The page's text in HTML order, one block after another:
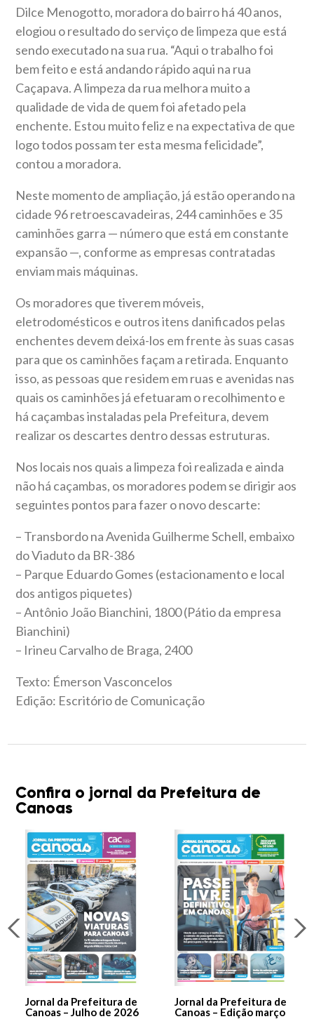
Dilce Menogotto, moradora do bairro há 40 anos,
elogiou o resultado do serviço de limpeza que está
sendo executado na sua rua. “Aqui o trabalho foi
bem feito e está andando rápido aqui na rua
Caçapava. A limpeza da rua melhora muito a
qualidade de vida de quem foi afetado pela
enchente. Estou muito feliz e na expectativa de que
logo todos possam ter esta mesma felicidade”,
contou a moradora.
Neste momento de ampliação, já estão operando na
cidade 96 retroescavadeiras, 244 caminhões e 35
caminhões garra — número que está em constante
expansão —, conforme as empresas contratadas
enviam mais máquinas.
Os moradores que tiverem móveis,
eletrodomésticos e outros itens danificados pelas
enchentes devem deixá-los em frente às suas casas
para que os caminhões façam a retirada. Enquanto
isso, as pessoas que residem em ruas e avenidas nas
quais os caminhões já efetuaram o recolhimento e
há caçambas instaladas pela Prefeitura, devem
realizar os descartes dentro dessas estruturas.
Nos locais nos quais a limpeza foi realizada e ainda
não há caçambas, os moradores podem se dirigir aos
seguintes pontos para fazer o novo descarte:
– Transbordo na Avenida Guilherme Schell, embaixo
do Viaduto da BR-386
– Parque Eduardo Gomes (estacionamento e local
dos antigos piquetes)
– Antônio João Bianchini, 1800 (Pátio da empresa
Bianchini)
– Irineu Carvalho de Braga, 2400
Texto: Émerson Vasconcelos
Edição: Escritório de Comunicação
Confira o jornal da Prefeitura de
Canoas
Jornal da Prefeitura de
Canoas – Julho de 2026
Jornal da Prefeitura de
Canoas – Edição março